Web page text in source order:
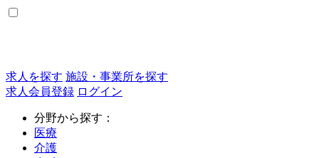
求人を探す 施設・事業所を探す
求人会員登録 ログイン
分野から探す：
医療
介護